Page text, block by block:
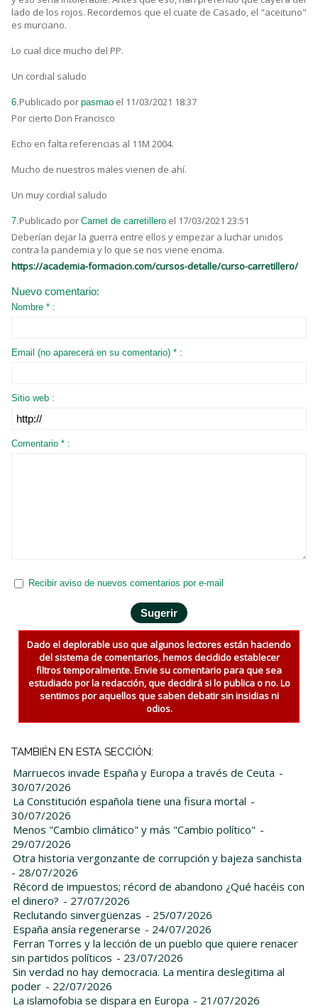
lado de los rojos. Recordemos que el cuate de Casado, el "aceituno"
es murciano.
Lo cual dice mucho del PP.
Un cordial saludo
6.Publicado por pasmao el 11/03/2021 18:37
Por cierto Don Francisco
Echo en falta referencias al 11M 2004.
Mucho de nuestros males vienen de ahí.
Un muy cordial saludo
7.Publicado por Carnet de carretillero el 17/03/2021 23:51
Deberían dejar la guerra entre ellos y empezar a luchar unidos
contra la pandemia y lo que se nos viene encima.
https://academia-formacion.com/cursos-detalle/curso-carretillero/
Nuevo comentario:
Nombre * :
Email (no aparecerá en su comentario) * :
Sitio web :
Comentario * :
Recibir aviso de nuevos comentarios por e-mail
Dado el deplorable uso que algunos lectores están haciendo
del sistema de comentarios, hemos decidido establecer
filtros temporalmente. Envie su comentario para que sea
estudiado por la redacción, que decidirá si lo publica o no. Lo
sentimos por aquellos que saben debatir sin insidias ni
odios.
TAMBIÉN EN ESTA SECCIÓN:
Marruecos invade España y Europa a través de Ceuta -
30/07/2026
La Constitución española tiene una fisura mortal -
30/07/2026
Menos "Cambio climático" y más "Cambio político" -
29/07/2026
Otra historia vergonzante de corrupción y bajeza sanchista
- 28/07/2026
Récord de impuestos; récord de abandono ¿Qué hacéis con
el dinero? - 27/07/2026
Reclutando sinvergüenzas - 25/07/2026
España ansía regenerarse - 24/07/2026
Ferran Torres y la lección de un pueblo que quiere renacer
sin partidos políticos - 23/07/2026
Sin verdad no hay democracia. La mentira deslegitima al
poder - 22/07/2026
La islamofobia se dispara en Europa - 21/07/2026